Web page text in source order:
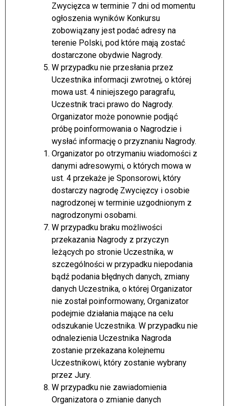
Zwycięzca w terminie 7 dni od momentu
ogłoszenia wyników Konkursu
zobowiązany jest podać adresy na
terenie Polski, pod które mają zostać
dostarczone obydwie Nagrody.
W przypadku nie przesłania przez
Uczestnika informacji zwrotnej, o której
mowa ust. 4 niniejszego paragrafu,
Uczestnik traci prawo do Nagrody.
Organizator może ponownie podjąć
próbę poinformowania o Nagrodzie i
wysłać informację o przyznaniu Nagrody.
Organizator po otrzymaniu wiadomości z
danymi adresowymi, o których mowa w
ust. 4 przekaże je Sponsorowi, który
dostarczy nagrodę Zwycięzcy i osobie
nagrodzonej w terminie uzgodnionym z
nagrodzonymi osobami.
W przypadku braku możliwości
przekazania Nagrody z przyczyn
leżących po stronie Uczestnika, w
szczególności w przypadku niepodania
bądź podania błędnych danych, zmiany
danych Uczestnika, o której Organizator
nie został poinformowany, Organizator
podejmie działania mające na celu
odszukanie Uczestnika. W przypadku nie
odnalezienia Uczestnika Nagroda
zostanie przekazana kolejnemu
Uczestnikowi, który zostanie wybrany
przez Jury.
W przypadku nie zawiadomienia
Organizatora o zmianie danych